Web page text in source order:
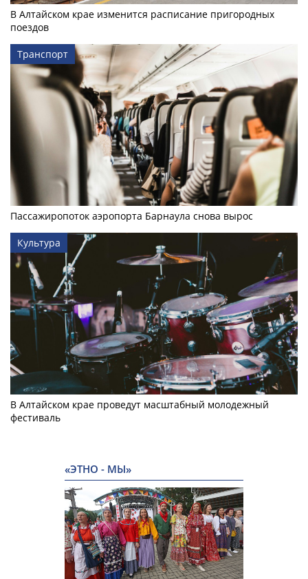
В Алтайском крае изменится расписание пригородных
поездов
Транспорт
Пассажиропоток аэропорта Барнаула снова вырос
Культура
В Алтайском крае проведут масштабный молодежный
фестиваль
«ЭТНО - МЫ»